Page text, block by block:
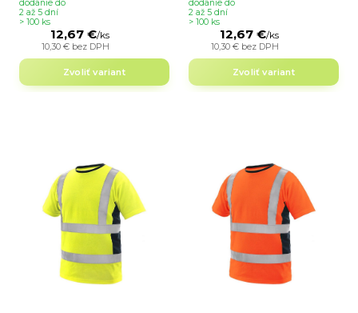
12,67 €/ks
10,30 € bez DPH
dodanie do
2 až 5 dní
> 100 ks
Zvoliť variant
12,67 €/ks
10,30 € bez DPH
dodanie do
2 až 5 dní
> 100 ks
Zvoliť variant